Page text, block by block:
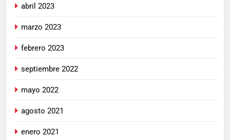
abril 2023
marzo 2023
febrero 2023
septiembre 2022
mayo 2022
agosto 2021
enero 2021